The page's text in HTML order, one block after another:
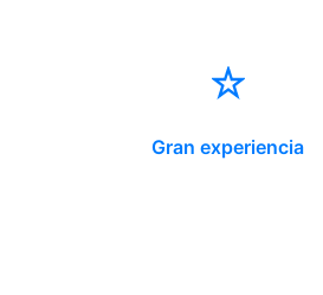
Gran experiencia